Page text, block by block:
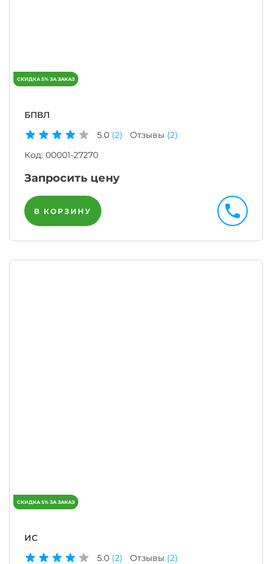
БПВЛ
5.0 (2) Отзывы (2)
Код: 00001-27270
Запросить цену
В КОРЗИНУ
ИС
5.0 (2) Отзывы (2)